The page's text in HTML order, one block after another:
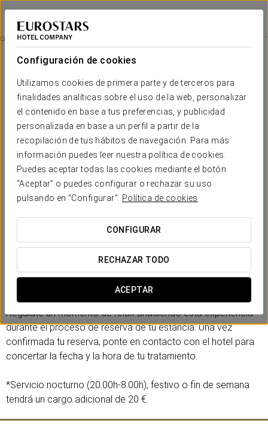
Configuración de cookies
Utilizamos cookies de primera parte y de terceros para
finalidades analíticas sobre el uso de la web, personalizar
el contenido en base a tus preferencias, y publicidad
personalizada en base a un perfil a partir de la
recopilación de tus hábitos de navegación. Para más
información puedes leer nuestra política de cookies.
Puedes aceptar todas las cookies mediante el botón
“Aceptar” o puedes configurar o rechazar su uso
pulsando en “Configurar”.
Política de cookies
CONFIGURAR
RECHAZAR TODO
ACEPTAR
Eurostars Pamplona
PAMPLONA
Masaje De Piernas 50 Min
70 €
Masaje de piernas 50 min
Libera tensiones en el tren inferior y cintura pélvica después
de una jornada de deporte.
Trabajamos con una combinación de masajes y
estiramientos consiguiendo la recuperación post ejercicio y
restaurando el equilibrio muscular.
Regálate un momento de relax añadiendo esta experiencia
durante el proceso de reserva de tu estancia. Una vez
confirmada tu reserva, ponte en contacto con el hotel para
concertar la fecha y la hora de tu tratamiento.
*Servicio nocturno (20.00h-8.00h), festivo o fin de semana
tendrá un cargo adicional de 20 €.